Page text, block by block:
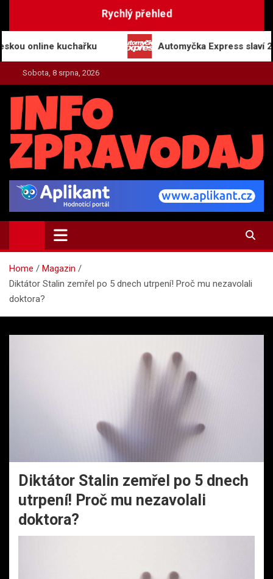
Rychlý přehled
kuchařku Automyčka Express slaví 20 let
Sobota, 8 srpna, 2026
INFO-ZPRAVODAJ.CZ
Zpravodajství | Press | Tiskové zprávy
Home
Magazin
Diktátor Stalin zemřel po 5 dnech utrpení! Proč mu nezavolali
doktora?
Diktátor Stalin zemřel po 5 dnech
utrpení! Proč mu nezavolali
doktora?